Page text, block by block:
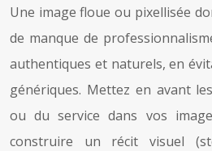
Une image floue ou pixellisée
de manque de
authentiques et naturels, en
génériques. Mettez en avant
ou du service dans vos
construire un récit visuel